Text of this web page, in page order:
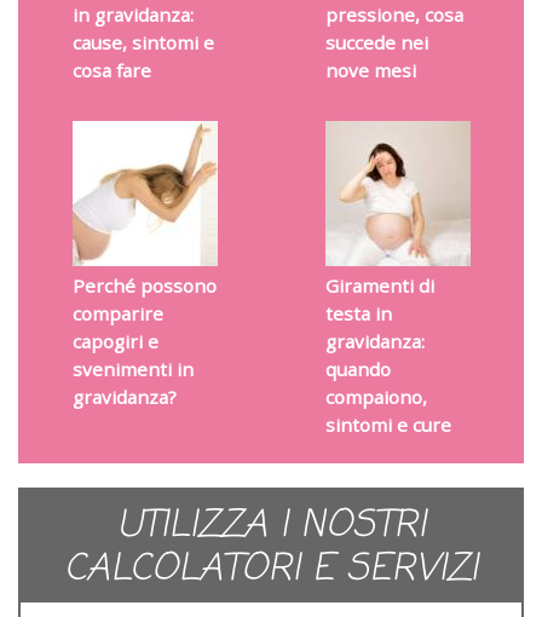
in gravidanza:
cause, sintomi e
cosa fare
pressione, cosa
succede nei
nove mesi
Perché possono
comparire
capogiri e
svenimenti in
gravidanza?
Giramenti di
testa in
gravidanza:
quando
compaiono,
sintomi e cure
UTILIZZA I NOSTRI
CALCOLATORI E SERVIZI